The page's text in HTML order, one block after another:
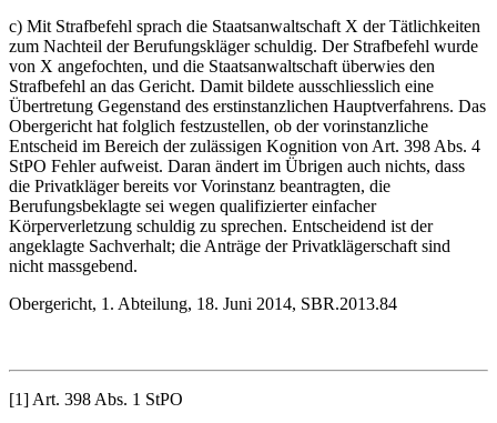
c) Mit Strafbefehl sprach die Staatsanwaltschaft X der Tätlichkeiten
zum Nachteil der Berufungskläger schuldig. Der Strafbefehl wurde
von X angefochten, und die Staatsanwaltschaft überwies den
Strafbefehl an das Gericht. Damit bildete ausschliesslich eine
Übertretung Gegenstand des erstinstanzlichen Hauptverfahrens. Das
Obergericht hat folglich festzustellen, ob der vorinstanzliche
Entscheid im Bereich der zulässigen Kognition von Art. 398 Abs. 4
StPO Fehler aufweist. Daran ändert im Übrigen auch nichts, dass
die Privatkläger bereits vor Vorinstanz beantragten, die
Berufungsbeklagte sei wegen qualifizierter einfacher
Körperverletzung schuldig zu sprechen. Entscheidend ist der
angeklagte Sachverhalt; die Anträge der Privatklägerschaft sind
nicht massgebend.
Obergericht, 1. Abteilung, 18. Juni 2014, SBR.2013.84
[1] Art. 398 Abs. 1 StPO